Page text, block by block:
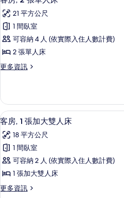
的
所
有
相
片
雙
人
的
詳
示
客
房,
2
張
單
床
的
所
有
相
片
21 平方公尺
1 間臥室
可容納 4 人 (依實際入住人數計費)
2 張單人床
更多資訊
更
2
張
單
床
的
情
顯
示
客
房,
1
張
加
低
8
客房, 1 張加大雙人床
18 平方公尺
1 間臥室
可容納 2 人 (依實際入住人數計費)
1 張加大雙人床
更多資訊
更